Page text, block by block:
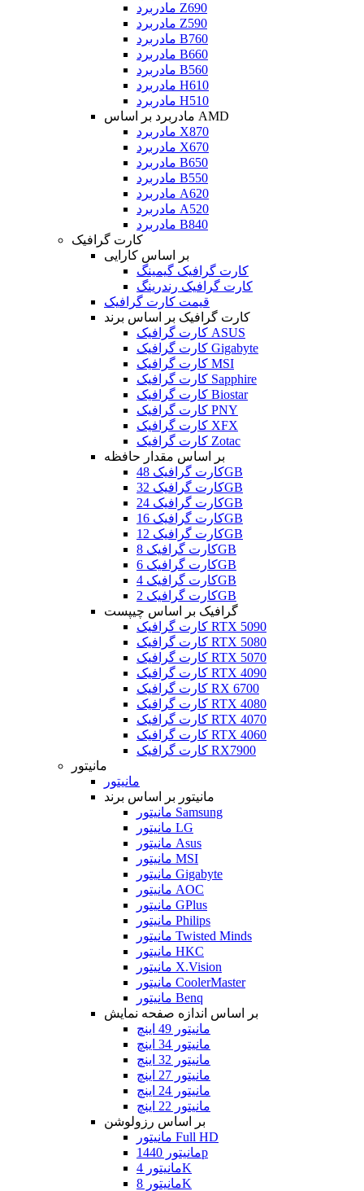
مادربرد Z690
مادربرد Z590
مادربرد B760
مادربرد B660
مادربرد B560
مادربرد H610
مادربرد H510
مادربرد بر اساس AMD
مادربرد X870
مادربرد X670
مادربرد B650
مادربرد B550
مادربرد A620
مادربرد A520
مادربرد B840
کارت گرافیک
بر اساس کارایی
کارت گرافیک گیمینگ
کارت گرافیک رندرینگ
قیمت کارت گرافیک
کارت گرافیک بر اساس برند
کارت گرافیک ASUS
کارت گرافیک Gigabyte
کارت گرافیک MSI
کارت گرافیک Sapphire
کارت گرافیک Biostar
کارت گرافیک PNY
کارت گرافیک XFX
کارت گرافیک Zotac
بر اساس مقدار حافظه
کارت گرافیک 48GB
کارت گرافیک 32GB
کارت گرافیک 24GB
کارت گرافیک 16GB
کارت گرافیک 12GB
کارت گرافیک 8GB
کارت گرافیک 6GB
کارت گرافیک 4GB
کارت گرافیک 2GB
گرافیک بر اساس چیپست
کارت گرافیک RTX 5090
کارت گرافیک RTX 5080
کارت گرافیک RTX 5070
کارت گرافیک RTX 4090
کارت گرافیک RX 6700
کارت گرافیک RTX 4080
کارت گرافیک RTX 4070
کارت گرافیک RTX 4060
کارت گرافیک RX7900
مانیتور
مانیتور
مانیتور بر اساس برند
مانیتور Samsung
مانیتور LG
مانیتور Asus
مانیتور MSI
مانیتور Gigabyte
مانیتور AOC
مانیتور GPlus
مانیتور Philips
مانیتور Twisted Minds
مانیتور HKC
مانیتور X.Vision
مانیتور CoolerMaster
مانیتور Benq
بر اساس اندازه صفحه نمایش
مانیتور 49 اینچ
مانیتور 34 اینچ
مانیتور 32 اینچ
مانیتور 27 اینچ
مانیتور 24 اینچ
مانیتور 22 اینچ
بر اساس رزولوشن
مانیتور Full HD
مانیتور 1440p
مانیتور 4K
مانیتور 8K